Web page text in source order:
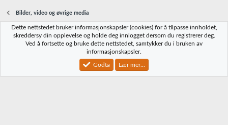
Bilder, video og øvrige media
Norbrygg-default
Vilkår og regler Personvernregler
Community platform by XenForo® © 2010-2023 XenForo Ltd.
Dette nettstedet bruker informasjonskapsler (cookies) for å tilpasse innholdet,
skreddersy din opplevelse og holde deg innlogget dersom du registrerer deg.
Ved å fortsette og bruke dette nettstedet, samtykker du i bruken av
informasjonskapsler.
Godta Lær mer...